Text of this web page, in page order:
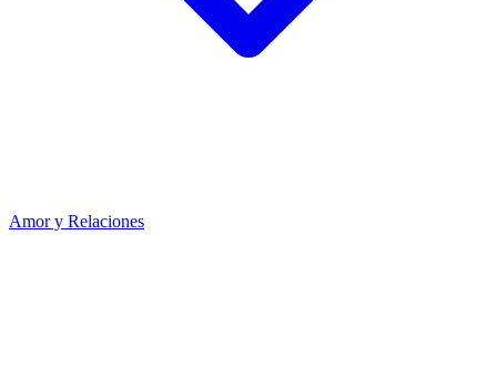
Amor y Relaciones